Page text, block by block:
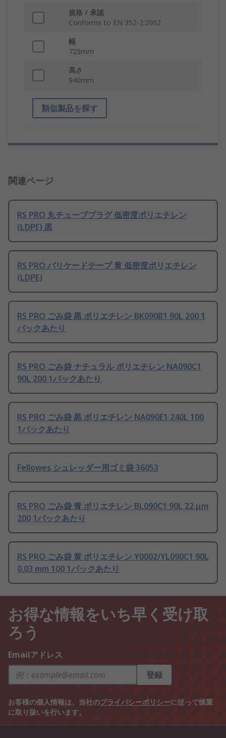
規格 / 承認
Conforms to EN 352-2:2002
幅
725mm
高さ
940mm
類似製品を探す
関連ページ
RS PRO 丸チューブプラグ 低密度ポリエチレン
(LDPE) 黒
RS PRO バリケードテープ 黄 低密度ポリエチレン
(LDPE)
RS PRO ごみ袋 黒 ポリエチレン BK090B1 90L 200 1
パックあたり
RS PRO ごみ袋 ナチュラル ポリエチレン NA090C1
90L 200 1パックあたり
RS PRO ごみ袋 黒 ポリエチレン NA090E1 240L 100
1パックあたり
Fellowes シュレッダー用ゴミ袋 36053
RS PRO ごみ袋 青 ポリエチレン BL090C1 90L 22 μm
200 1パックあたり
RS PRO ごみ袋 黄 ポリエチレン Y0002/YL090C1 90L
0.03 mm 100 1パックあたり
お得な情報をいち早く受け取
ろう
Emailアドレス
登録
お客様の個人情報は、当社のプライバシーポリシーに従って慎重
に取り扱いを行います。